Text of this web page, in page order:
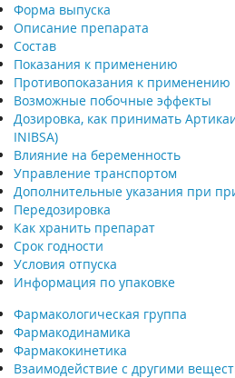
Форма выпуска
Описание препарата
Состав
Показания к применению
Противопоказания к применению
Возможные побочные эффекты
Дозировка, как принимать
INIBSA)
Влияние на беременность
Управление транспортом
Дополнительные указания при
Передозировка
Как хранить препарат
Срок годности
Условия отпуска
Информация по упаковке
Фармакологическая группа
Фармакодинамика
Фармакокинетика
Взаимодействие с другими